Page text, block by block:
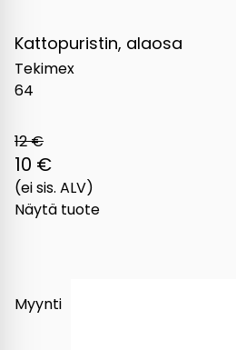
Kattopuristin, alaosa
Tekimex
64
12 €
10 €
(ei sis. ALV)
Näytä tuote
Myynti